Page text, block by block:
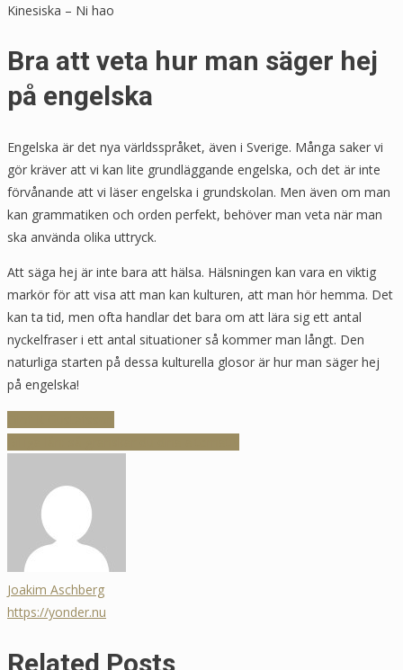
Kinesiska – Ni hao
Bra att veta hur man säger hej
på engelska
Engelska är det nya världsspråket, även i Sverige. Många saker vi
gör kräver att vi kan lite grundläggande engelska, och det är inte
förvånande att vi läser engelska i grundskolan. Men även om man
kan grammatiken och orden perfekt, behöver man veta när man
ska använda olika uttryck.
Att säga hej är inte bara att hälsa. Hälsningen kan vara en viktig
markör för att visa att man kan kulturen, att man hör hemma. Det
kan ta tid, men ofta handlar det bara om att lära sig ett antal
nyckelfraser i ett antal situationer så kommer man långt. Den
naturliga starten på dessa kulturella glosor är hur man säger hej
på engelska!
Inläggsnavigering
Joakim Aschberg
https://yonder.nu
Related Posts